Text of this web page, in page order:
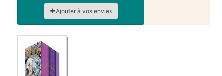
Ajouter à vos envies